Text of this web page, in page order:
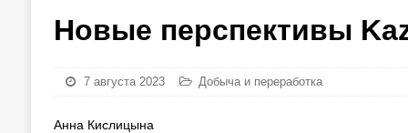
Новые перспективы
7 августа 2023 Добыча и переработка
Анна Кислицына